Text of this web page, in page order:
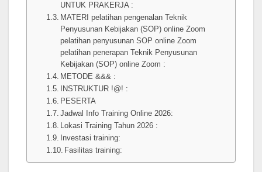
UNTUK PRAKERJA :
MATERI pelatihan pengenalan Teknik
Penyusunan Kebijakan (SOP) online Zoom
pelatihan penyusunan SOP online Zoom
pelatihan penerapan Teknik Penyusunan
Kebijakan (SOP) online Zoom :
METODE &&& :
INSTRUKTUR !@! :
PESERTA
Jadwal Info Training Online 2026:
Lokasi Training Tahun 2026 :
Investasi training:
Fasilitas training: